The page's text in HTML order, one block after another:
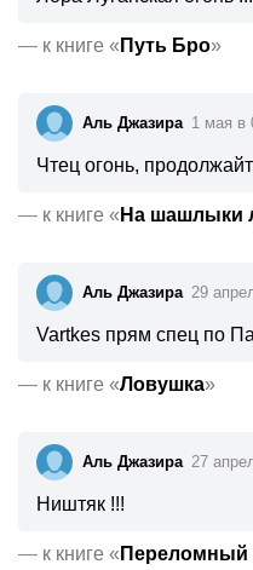
— к книге « Путь Бро»
Аль Джазира 1 мая в
Чтец огонь,
— к книге « На шашлыки
Аль Джазира 29
Vartkes прям спец по
— к книге «Ловушка»
Аль Джазира 27
Ништяк !!!
— к книге « Переломный